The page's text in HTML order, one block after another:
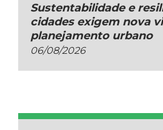
Sustentabilidade e
cidades exigem nova
planejamento urbano
06/08/2026